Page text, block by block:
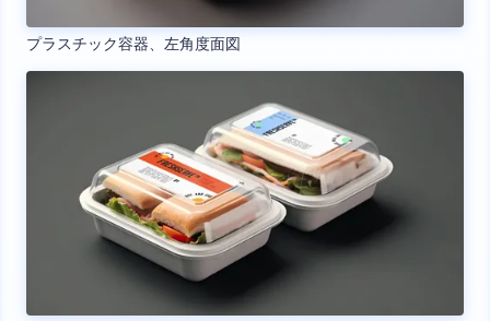
プラスチック容器、左角度面図